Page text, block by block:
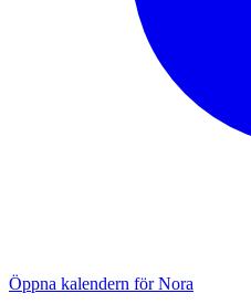
Öppna kalendern för Nora